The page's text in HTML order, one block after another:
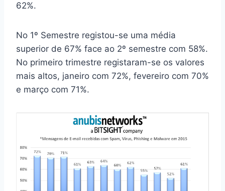
62%.
No 1º Semestre registou-se uma média
superior de 67% face ao 2º semestre com 58%.
No primeiro trimestre registaram-se os valores
mais altos, janeiro com 72%, fevereiro com 70%
e março com 71%.